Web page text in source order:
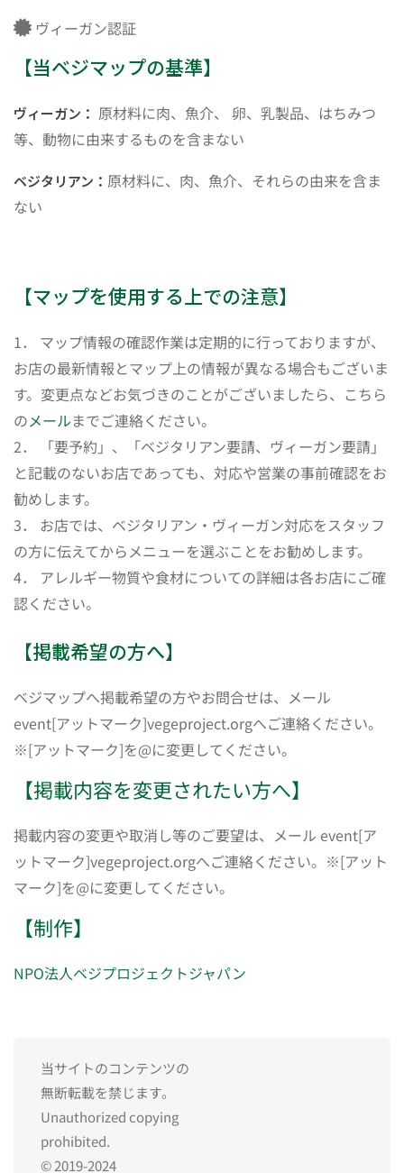
ヴィーガン認証
【当ベジマップの基準】
ヴィーガン： 原材料に肉、魚介、 卵、乳製品、はちみつ
等、動物に由来するものを含まない
ベジタリアン： 原材料に、肉、魚介、それらの由来を含ま
ない
【マップを使用する上での注意】
1． マップ情報の確認作業は定期的に行っておりますが、
お店の最新情報とマップ上の情報が異なる場合もございま
す。変更点などお気づきのことがございましたら、こちら
のメールまでご連絡ください。
2． 「要予約」、「ベジタリアン要請、ヴィーガン要請」
と記載のないお店であっても、対応や営業の事前確認をお
勧めします。
3． お店では、ベジタリアン・ヴィーガン対応をスタッフ
の方に伝えてからメニューを選ぶことをお勧めします。
4． アレルギー物質や食材についての詳細は各お店にご確
認ください。
【掲載希望の方へ】
ベジマップへ掲載希望の方やお問合せは、メール
event[アットマーク]vegeproject.orgへご連絡ください。
※[アットマーク]を@に変更してください。
【掲載内容を変更されたい方へ】
掲載内容の変更や取消し等のご要望は、メール event[ア
ットマーク]vegeproject.orgへご連絡ください。※[アット
マーク]を@に変更してください。
【制作】
NPO法人ベジプロジェクトジャパン
当サイトのコンテンツの
無断転載を禁じます。
Unauthorized copying
prohibited.
© 2019-2024